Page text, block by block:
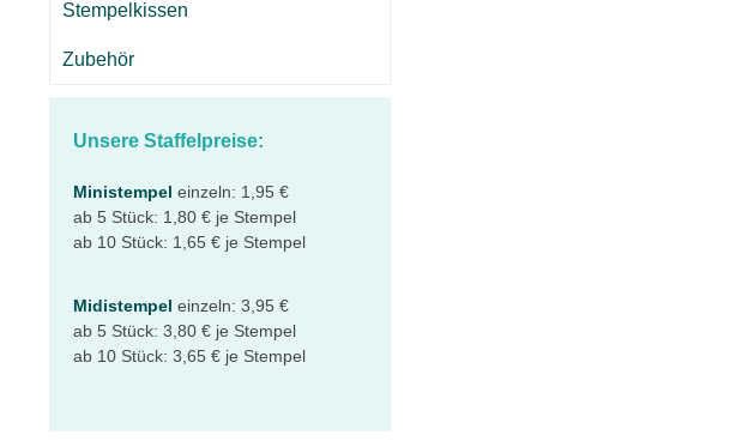
Stempelkissen
Zubehör
Unsere Staffelpreise:
Ministempel einzeln: 1,95 €
ab 5 Stück: 1,80 € je Stempel
ab 10 Stück: 1,65 € je Stempel
Midistempel einzeln: 3,95 €
ab 5 Stück: 3,80 € je Stempel
ab 10 Stück: 3,65 € je Stempel